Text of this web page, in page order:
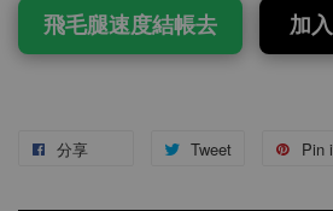
飛毛腿速度結帳去 加
分享 Tweet Pin